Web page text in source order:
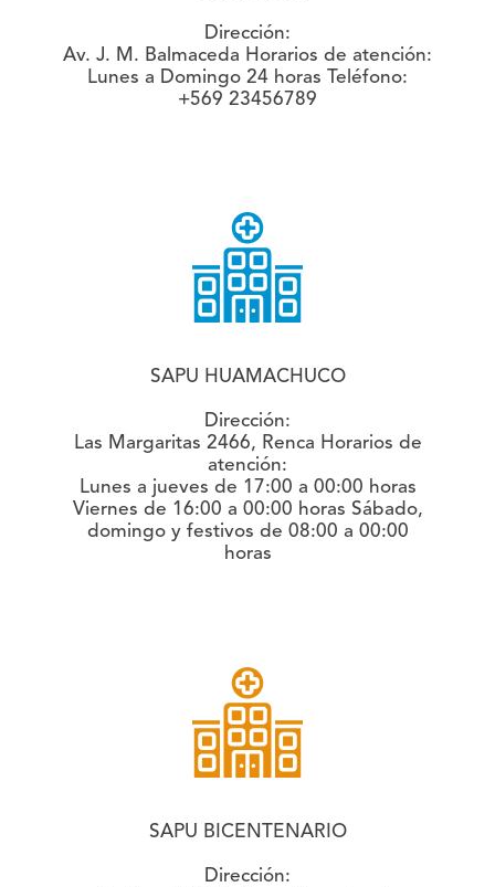
Dirección:
Av. J. M. Balmaceda Horarios de atención:
Lunes a Domingo 24 horas
Teléfono:
+569 23456789
SAPU HUAMACHUCO
Dirección:
Las Margaritas 2466, Renca Horarios de
atención:
Lunes a jueves de 17:00 a 00:00 horas
Viernes de 16:00 a 00:00 horas Sábado,
domingo y festivos de 08:00 a 00:00
horas
SAPU BICENTENARIO
Dirección: